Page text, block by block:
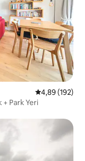
5 üzerinden
4,89 (192)
Park Yeri
arasında